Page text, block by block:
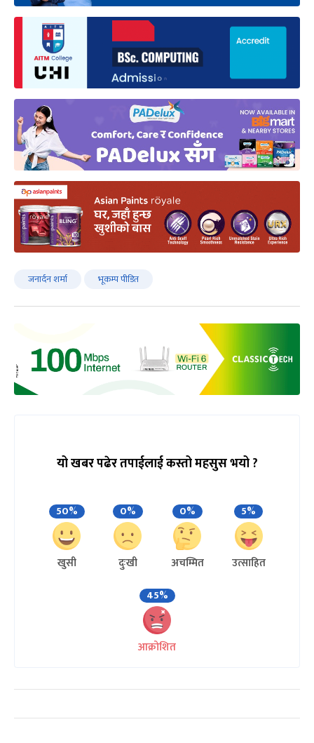
जनार्दन शर्मा भूकम्प पीडित
यो खबर पढेर तपाईलाई कस्तो महसुस भयो ?
50%
खुसी
0%
दुःखी
0%
अचम्मित
5%
उत्साहित
45%
आक्रोशित